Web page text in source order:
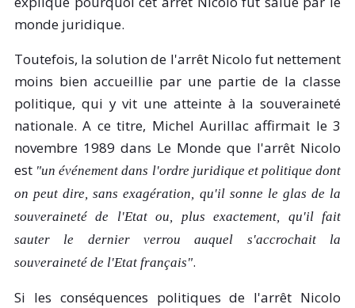
monde juridique.
Toutefois, la solution de l'arrêt Nicolo fut nettement
moins bien accueillie par une partie de la classe
politique, qui y vit une atteinte à la souveraineté
nationale. A ce titre, Michel Aurillac affirmait le 3
novembre 1989 dans Le Monde que l'arrêt Nicolo
est "un événement dans l'ordre juridique et politique dont
on peut dire, sans exagération, qu'il sonne le glas de la
souveraineté de l'Etat ou, plus exactement, qu'il fait
sauter le dernier verrou auquel s'accrochait la
souveraineté de l'Etat français".
Si les conséquences politiques de l'arrêt Nicolo